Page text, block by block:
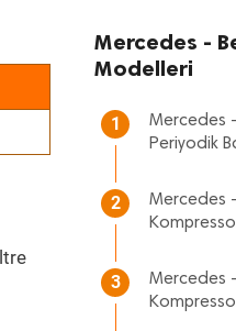
Mercedes -
Modelleri
1
Mercedes
Periyodik
2
Mercedes
3
Mercedes